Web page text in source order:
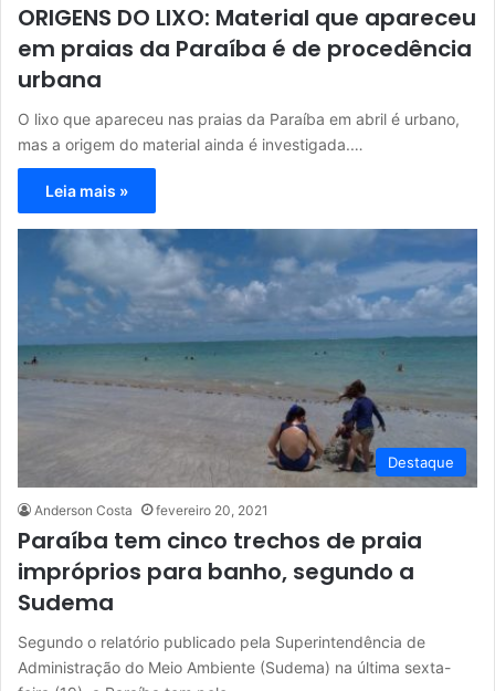
ORIGENS DO LIXO: Material que apareceu
em praias da Paraíba é de procedência
urbana
O lixo que apareceu nas praias da Paraíba em abril é urbano,
mas a origem do material ainda é investigada.…
Leia mais »
Destaque
Anderson Costa fevereiro 20, 2021
Paraíba tem cinco trechos de praia
impróprios para banho, segundo a
Sudema
Segundo o relatório publicado pela Superintendência de
Administração do Meio Ambiente (Sudema) na última sexta-